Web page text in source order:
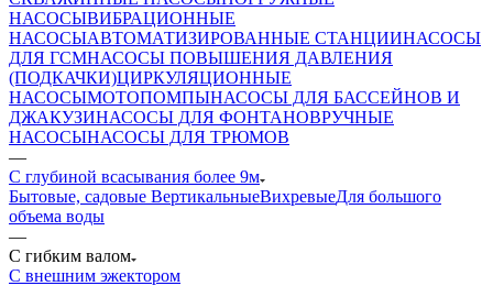
НАСОСЫВИБРАЦИОННЫЕ
НАСОСЫАВТОМАТИЗИРОВАННЫЕ СТАНЦИИНАСОСЫ
ДЛЯ ГСМНАСОСЫ ПОВЫШЕНИЯ ДАВЛЕНИЯ
(ПОДКАЧКИ)ЦИРКУЛЯЦИОННЫЕ
НАСОСЫМОТОПОМПЫНАСОСЫ ДЛЯ БАССЕЙНОВ И
ДЖАКУЗИНАСОСЫ ДЛЯ ФОНТАНОВРУЧНЫЕ
НАСОСЫНАСОСЫ ДЛЯ ТРЮМОВ
—
С глубиной всасывания более 9м
Бытовые, садовые ВертикальныеВихревыеДля большого
объема воды
—
С гибким валом
С внешним эжектором